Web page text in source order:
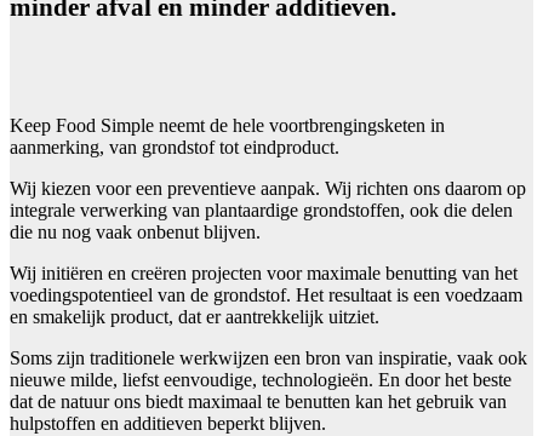
minder afval en minder additieven.
Keep Food Simple neemt de hele voortbrengingsketen in
aanmerking, van grondstof tot eindproduct.
Wij kiezen voor een preventieve aanpak. Wij richten ons daarom op
integrale verwerking van plantaardige grondstoffen, ook die delen
die nu nog vaak onbenut blijven.
Wij initiëren en creëren projecten voor maximale benutting van het
voedingspotentieel van de grondstof. Het resultaat is een voedzaam
en smakelijk product, dat er aantrekkelijk uitziet.
Soms zijn traditionele werkwijzen een bron van inspiratie, vaak ook
nieuwe milde, liefst eenvoudige, technologieën. En door het beste
dat de natuur ons biedt maximaal te benutten kan het gebruik van
hulpstoffen en additieven beperkt blijven.